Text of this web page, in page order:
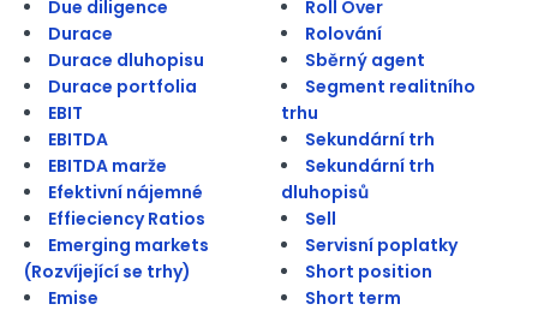
Due diligence
Durace
Durace dluhopisu
Durace portfolia
EBIT
EBITDA
EBITDA marže
Efektivní nájemné
Effieciency Ratios
Emerging markets
(Rozvíjející se trhy)
Emise
Roll Over
Rolování
Sběrný agent
Segment realitního
trhu
Sekundární trh
Sekundární trh
dluhopisů
Sell
Servisní poplatky
Short position
Short term